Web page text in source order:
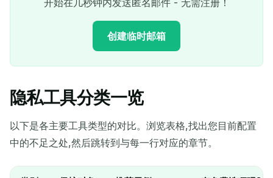
创建临时邮箱
您的临时电子邮件地址：
复制 二维码
隐私工具分类一览
以下是各主要工具类型的对比。浏览表格,找出您目前配置
中的不足之处,然后跳转到与每一行对应的章节。